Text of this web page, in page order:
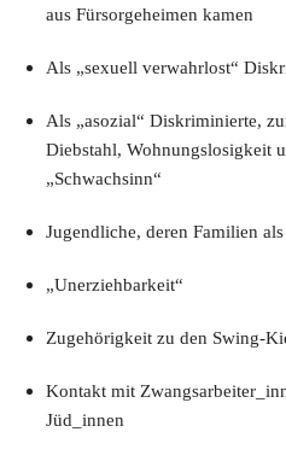
aus Fürsorgeheimen kamen
Als „sexuell verwahrlost“
Als „asozial“ Diskriminierte,
Diebstahl, Wohnungslosigkeit
„Schwachsinn“
Jugendliche, deren Familien
„Unerziehbarkeit“
Zugehörigkeit zu den Swing-
Kontakt mit
Jüd_innen